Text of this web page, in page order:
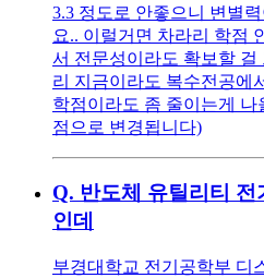
3.3 정도로 안좋으니 변별
요.. 이럴거면 차라리 학점
서 전문성이라도 확보할
리 지금이라도 복수전공에
학점이라도 좀 줄이는게 나
점으로 변경됩니다)
Q. 반도체 유틸리티
인데
부경대학교 전기공학부 디